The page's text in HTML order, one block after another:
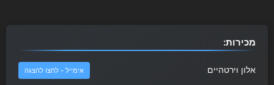
מכירות:
אלון וירטהיים אימייל - לחצו להצגה